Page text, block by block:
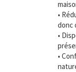
•
donc
•
•